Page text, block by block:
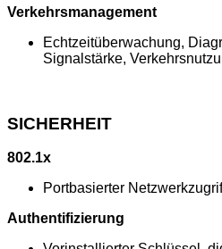
Verkehrsmanagement
Echtzeitüberwachung,
Signalstärke,
SICHERHEIT
802.1x
Portbasierter
Authentifizierung